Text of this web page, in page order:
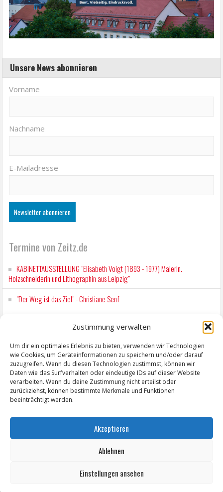
Zustimmung verwalten
Um dir ein optimales Erlebnis zu bieten, verwenden wir Technologien
wie Cookies, um Geräteinformationen zu speichern und/oder darauf
zuzugreifen. Wenn du diesen Technologien zustimmst, können wir
Daten wie das Surfverhalten oder eindeutige IDs auf dieser Website
verarbeiten. Wenn du deine Zustimmung nicht erteilst oder
zurückziehst, können bestimmte Merkmale und Funktionen
beeinträchtigt werden.
Akzeptieren
Ablehnen
Einstellungen ansehen
Unsere News abonnieren
Vorname
Nachname
E-Mailadresse
Termine von Zeitz.de
KABINETTAUSSTELLUNG "Elisabeth Voigt (1893 - 1977) Malerin.
Holzschneiderin und Lithographin aus Leipzig"
"Der Weg ist das Ziel" - Christiane Senf
Mit der Drahtseilbahn zur ZENTRALSTATION
Copyright © 2026 ZeitzOnline, Reiner Eckel